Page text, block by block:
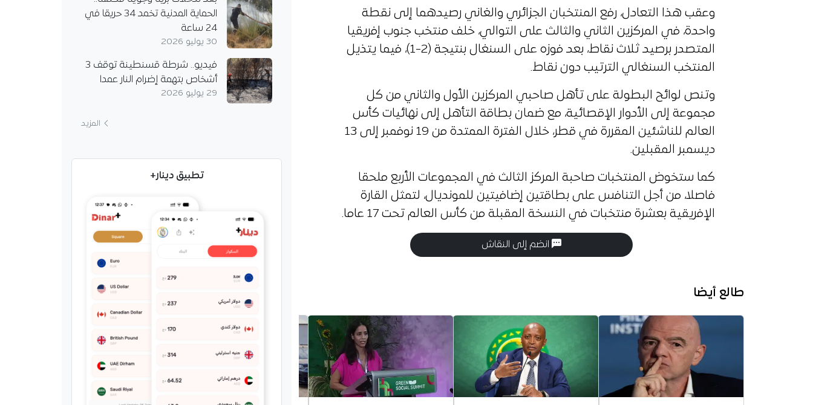
وعقب هذا التعادل، رفع المنتخبان الجزائري والغاني رصيدهما إلى نقطة
واحدة، في المركزين الثاني والثالث على التوالي، خلف منتخب جنوب إفريقيا
المتصدر برصيد ثلاث نقاط، بعد فوزه على السنغال بنتيجة (2-1)، فيما يتذيل
المنتخب السنغالي الترتيب دون نقاط.
وتنص لوائح البطولة على تأهل صاحبي المركزين الأول والثاني من كل
مجموعة إلى الأدوار الإقصائية، مع ضمان بطاقة التأهل إلى نهائيات كأس
العالم للناشئين المقررة في قطر، خلال الفترة الممتدة من 19 نوفمبر إلى 13
ديسمبر المقبلين.
كما ستخوض المنتخبات صاحبة المركز الثالث في المجموعات الأربع ملحقا
فاصلا، من أجل التنافس على بطاقتين إضافيتين للمونديال، لتمثل القارة
الإفريقية بعشرة منتخبات في النسخة المقبلة من كأس العالم تحت 17 عاما.
انضم إلى النقاش
طالع أيضا
الحماية المدنية تخمد 34 حريقا في
24 ساعة
30 يوليو 2026
فيديو.. شرطة قسنطينة توقف 3
أشخاص بتهمة إضرام النار عمدا
29 يوليو 2026
المزيد
تطبيق دينار+